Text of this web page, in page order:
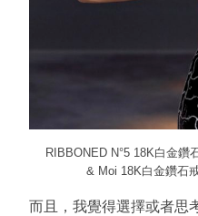
RIBBONED N°5 18K白金鑽
& Moi 18K白金鑽石
而且，我覺得選擇或者思